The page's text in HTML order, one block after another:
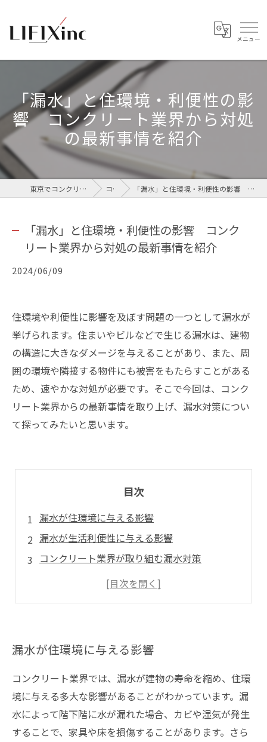
「漏水」と住環境・利便性の影
響 コンクリート業界から対処
の最新事情を紹介
東京でコンクリートなら株式会社LIFIX コラム 「漏水」と住環境・利便性の影響 コンクリート業界から対処の最新事情を紹介
「漏水」と住環境・利便性の影響 コンク
リート業界から対処の最新事情を紹介
2024/06/09
住環境や利便性に影響を及ぼす問題の一つとして漏水が
挙げられます。住まいやビルなどで生じる漏水は、建物
の構造に大きなダメージを与えることがあり、また、周
囲の環境や隣接する物件にも被害をもたらすことがある
ため、速やかな対処が必要です。そこで今回は、コンク
リート業界からの最新事情を取り上げ、漏水対策につい
て探ってみたいと思います。
目次
漏水が住環境に与える影響
漏水が生活利便性に与える影響
コンクリート業界が取り組む漏水対策
コンクリート製品の防水性能の向上による効果
漏水が住環境に与える影響
コンクリート業界では、漏水が建物の寿命を縮め、住環
境に与える多大な影響があることがわかっています。漏
水によって階下階に水が漏れた場合、カビや湿気が発生
することで、家具や床を損傷することがあります。さら